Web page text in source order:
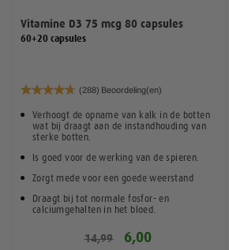
Vitamine D3 75 mcg 80 capsules
60+20 capsules
Waardering:
(288)Beoordeling(en)
Verhoogt de opname van kalk in de botten
wat bij draagt aan de instandhouding van
sterke botten.
Is goed voor de werking van de spieren.
Zorgt mede voor een goede weerstand
Draagt bij tot normale fosfor- en
calciumgehalten in het bloed.
Draagt bij aan de aanmaak van cellen en
6,00
14,99